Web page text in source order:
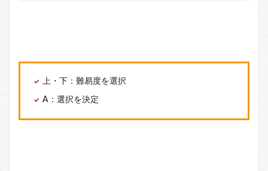
上・下：難易度を選択
A：選択を決定